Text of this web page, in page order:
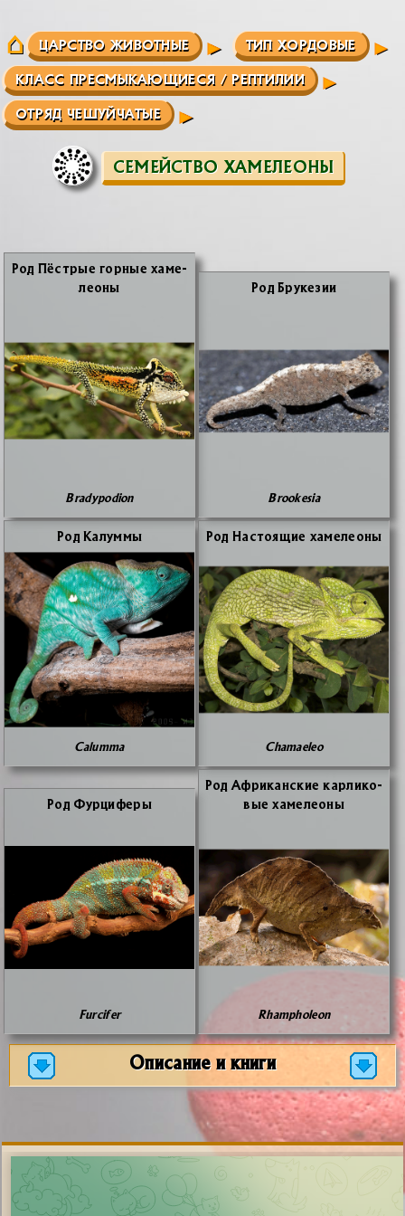
ЦАРСТВО ЖИВОТНЫЕ ТИП ХОРДОВЫЕ
КЛАСС ПРЕСМЫКАЮЩИЕСЯ / РЕПТИЛИИ
ОТРЯД ЧЕШУЙЧАТЫЕ
СЕМЕЙСТВО ХАМЕЛЕОНЫ
Род Пёст­рые гор­ные ха­ме­
лео­ны
Bradypodion
Род Бру­ке­зии
Brookesia
Род Ка­лум­мы
Calumma
Род На­сто­я­щие ха­ме­лео­ны
Chamaeleo
Род Фур­ци­фе­ры
Furcifer
Род Аф­ри­кан­ские кар­ли­ко­
вые ха­ме­лео­ны
Rhampholeon
Описание и книги